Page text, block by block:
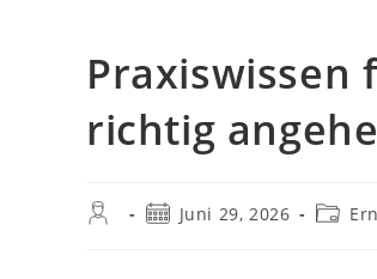
richtig
Beitrags-BeitragJuni 29, 2026